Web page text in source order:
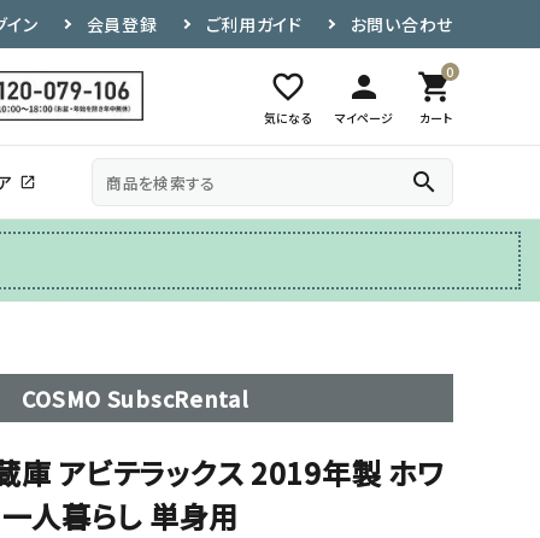
イン 会員登録 ご利用ガイド お問い合わせ
favorite_border
気になる
person
マイページ
0
shopping_cart
カート
その他
テレビ台
open_in_new search
COSMO SubscRental
庫 アビテラックス 2019年製 ホワ
一人暮らし 単身用